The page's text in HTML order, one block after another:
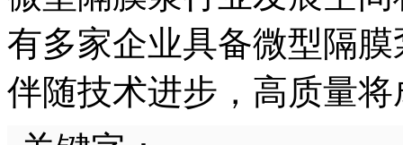
有多家企业具备微型隔
伴随技术进步，高质量